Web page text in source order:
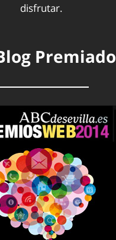
disfrutar.
Premiado